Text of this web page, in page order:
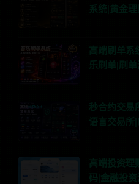
系统|黄金
高端刷单系
乐刷单|刷
秒合约交易
语言交易所
高端投资理
码|金融投资